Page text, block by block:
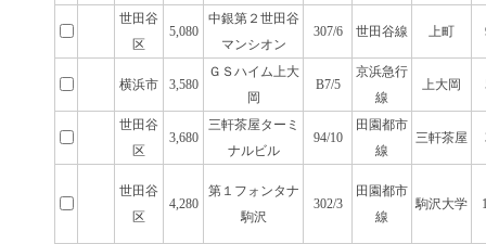
世田谷
区
5,080
中銀第２世田谷
マンシオン
307/6 世田谷線 上町
横浜市 3,580
ＧＳハイム上大
岡
B7/5
京浜急行
線
上大岡
世田谷
区
3,680
三軒茶屋ターミ
ナルビル
94/10
田園都市
線
三軒茶屋
世田谷
区
4,280
第１フォンタナ
駒沢
302/3
田園都市
線
駒沢大学